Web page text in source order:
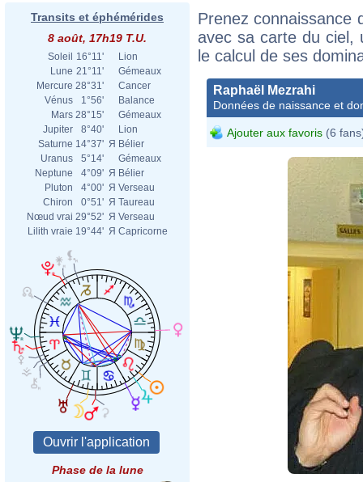
Transits et éphémérides
8 août, 17h19 T.U.
Soleil 16°11'
Lion
Lune 21°11'
Gémeaux
Mercure 28°31'
Cancer
Vénus
1°56'
Balance
Mars 28°15'
Gémeaux
Jupiter
8°40'
Lion
Saturne 14°37' Я Bélier
Uranus
5°14'
Gémeaux
Neptune
4°09' Я Bélier
Pluton
4°00' Я Verseau
Chiron
0°51' Я Taureau
Nœud vrai 29°52' Я Verseau
Lilith vraie 19°44' Я Capricorne
Phase de la lune
Prenez connaissance
avec sa carte du ciel,
le calcul de ses
Raphaël Mezrahi
Données de naissance et
Ajouter aux favoris (6